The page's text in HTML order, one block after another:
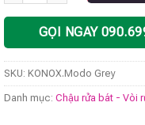
GỌI NGAY
SKU: KONOX.Modo Grey
Danh mục: Chậu rửa bát - Vòi